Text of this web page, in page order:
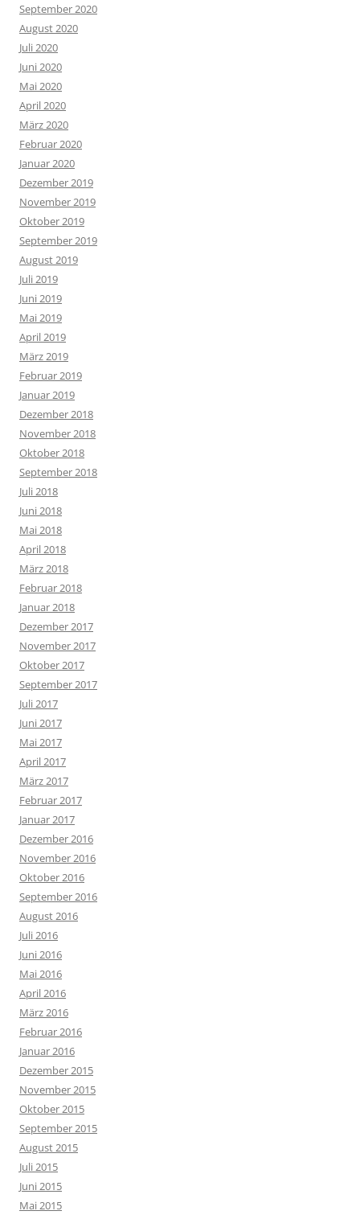
September 2020
August 2020
Juli 2020
Juni 2020
Mai 2020
April 2020
März 2020
Februar 2020
Januar 2020
Dezember 2019
November 2019
Oktober 2019
September 2019
August 2019
Juli 2019
Juni 2019
Mai 2019
April 2019
März 2019
Februar 2019
Januar 2019
Dezember 2018
November 2018
Oktober 2018
September 2018
Juli 2018
Juni 2018
Mai 2018
April 2018
März 2018
Februar 2018
Januar 2018
Dezember 2017
November 2017
Oktober 2017
September 2017
Juli 2017
Juni 2017
Mai 2017
April 2017
März 2017
Februar 2017
Januar 2017
Dezember 2016
November 2016
Oktober 2016
September 2016
August 2016
Juli 2016
Juni 2016
Mai 2016
April 2016
März 2016
Februar 2016
Januar 2016
Dezember 2015
November 2015
Oktober 2015
September 2015
August 2015
Juli 2015
Juni 2015
Mai 2015